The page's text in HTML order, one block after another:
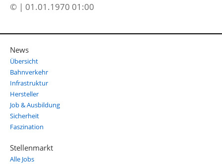
© | 01.01.1970 01:00
News
Übersicht
Bahnverkehr
Infrastruktur
Hersteller
Job & Ausbildung
Sicherheit
Faszination
Stellenmarkt
Alle Jobs